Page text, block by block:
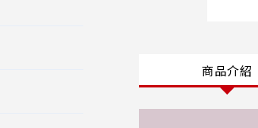
商品介紹